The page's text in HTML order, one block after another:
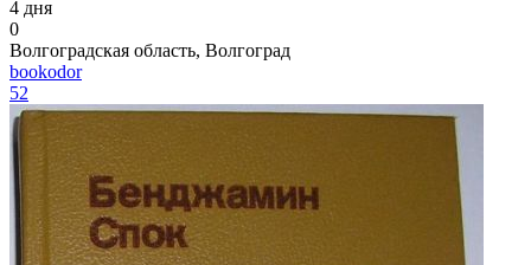
4 дня
0
Волгоградская область, Волгоград
bookodor
52